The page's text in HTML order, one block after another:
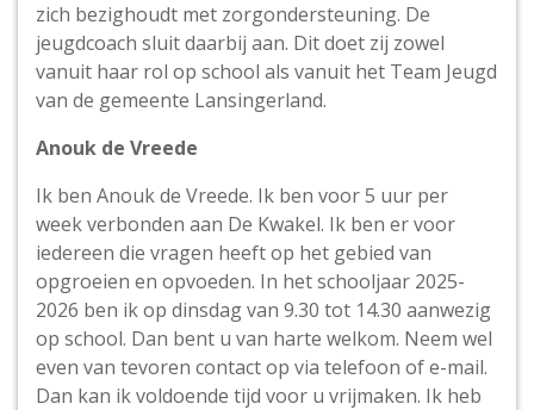
zich bezighoudt met zorgondersteuning. De
jeugdcoach sluit daarbij aan. Dit doet zij zowel
vanuit haar rol op school als vanuit het Team Jeugd
van de gemeente Lansingerland.
Anouk de Vreede
Ik ben Anouk de Vreede. Ik ben voor 5 uur per
week verbonden aan De Kwakel. Ik ben er voor
iedereen die vragen heeft op het gebied van
opgroeien en opvoeden. In het schooljaar 2025-
2026 ben ik op dinsdag van 9.30 tot 14.30 aanwezig
op school. Dan bent u van harte welkom. Neem wel
even van tevoren contact op via telefoon of e-mail.
Dan kan ik voldoende tijd voor u vrijmaken. Ik heb